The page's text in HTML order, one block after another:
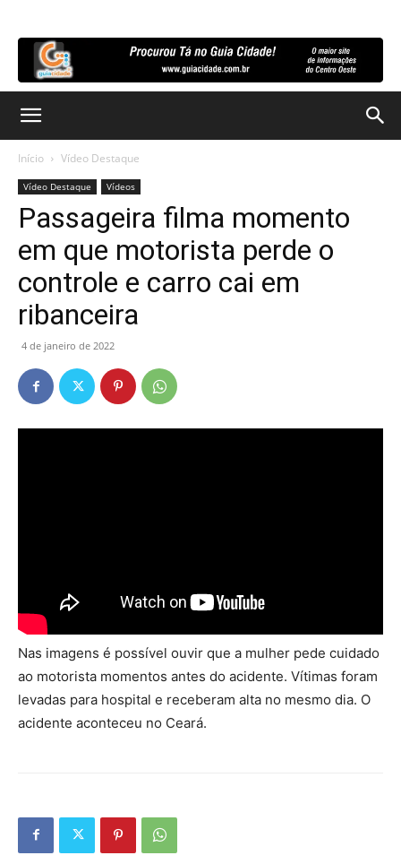
Início Vídeo Destaque
Vídeo Destaque Vídeos
Passageira filma momento
em que motorista perde o
controle e carro cai em
ribanceira
4 de janeiro de 2022
Nas imagens é possível ouvir que a mulher pede cuidado
ao motorista momentos antes do acidente. Vítimas foram
levadas para hospital e receberam alta no mesmo dia. O
acidente aconteceu no Ceará.